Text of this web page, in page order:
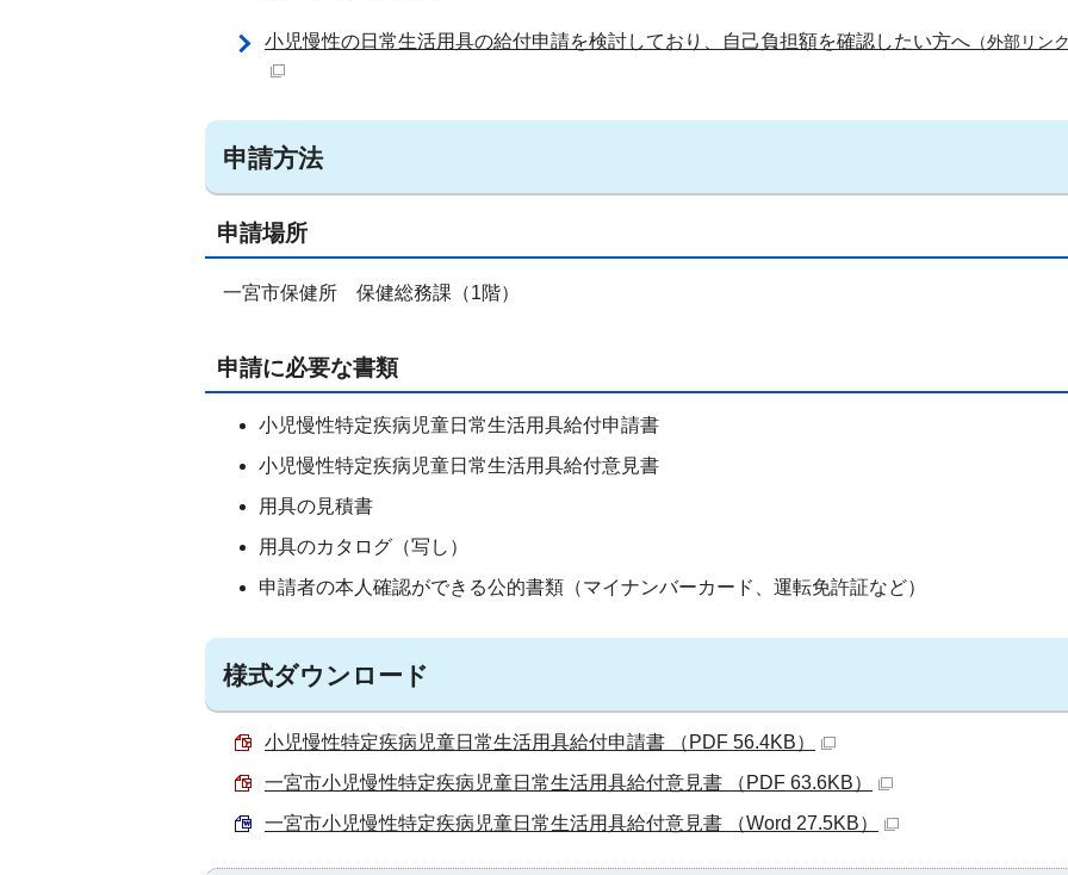
小児慢性の日常生活用具の給付申請を検討しており、自己負担額を確認したい方へ （外部リンク
申請方法
申請場所
一宮市保健所 保健総務課（1階）
申請に必要な書類
小児慢性特定疾病児童日常生活用具給付申請書
小児慢性特定疾病児童日常生活用具給付意見書
用具の見積書
用具のカタログ（写し）
申請者の本人確認ができる公的書類（マイナンバーカード、運転免許証など）
様式ダウンロード
小児慢性特定疾病児童日常生活用具給付申請書 （PDF 56.4KB）
一宮市小児慢性特定疾病児童日常生活用具給付意見書 （PDF 63.6KB）
一宮市小児慢性特定疾病児童日常生活用具給付意見書 （Word 27.5KB）